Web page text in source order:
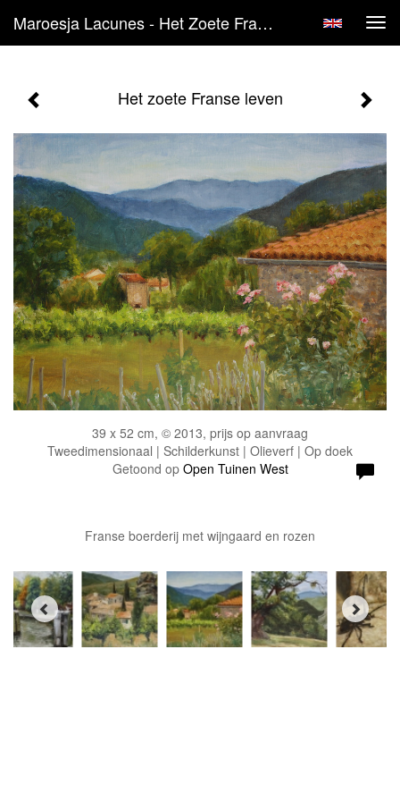
Maroesja Lacunes - Het Zoete Franse Leven
Het zoete Franse leven
39 x 52 cm, © 2013, prijs op aanvraag
Tweedimensionaal | Schilderkunst | Olieverf | Op doek
Getoond op Open Tuinen West
Franse boerderij met wijngaard en rozen